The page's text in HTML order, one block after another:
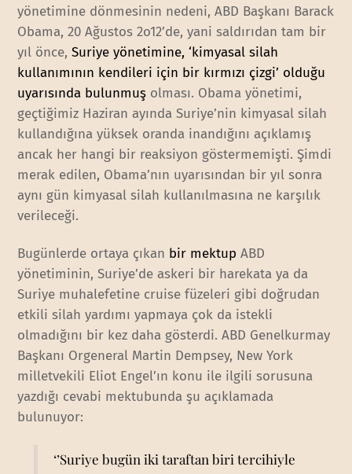
yönetimine dönmesinin nedeni, ABD Başkanı Barack
Obama, 20 Ağustos 2o12’de, yani saldırıdan tam bir
yıl önce, Suriye yönetimine, ‘kimyasal silah
kullanımının kendileri için bir kırmızı çizgi’ olduğu
uyarısında bulunmuş olması. Obama yönetimi,
geçtiğimiz Haziran ayında Suriye’nin kimyasal silah
kullandığına yüksek oranda inandığını açıklamış
ancak her hangi bir reaksiyon göstermemişti. Şimdi
merak edilen, Obama’nın uyarısından bir yıl sonra
aynı gün kimyasal silah kullanılmasına ne karşılık
verileceği.
Bugünlerde ortaya çıkan bir mektupABD
yönetiminin, Suriye’de askeri bir harekata ya da
Suriye muhalefetine cruise füzeleri gibi doğrudan
etkili silah yardımı yapmaya çok da istekli
olmadığını bir kez daha gösterdi. ABD Genelkurmay
Başkanı Orgeneral Martin Dempsey, New York
milletvekili Eliot Engel’ın konu ile ilgili sorusuna
yazdığı cevabi mektubunda şu açıklamada
bulunuyor:
‘’Suriye bugün iki taraftan biri tercihiyle